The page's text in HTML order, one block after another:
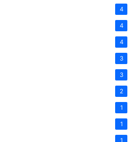
4
4
4
3
3
2
1
1
1